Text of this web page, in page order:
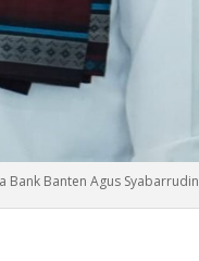
Bank Banten Agus Syabarrudin